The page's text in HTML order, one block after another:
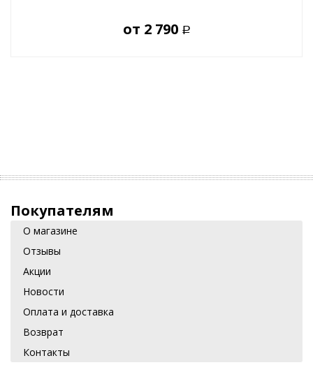
от 2 790 Р
Покупателям
О магазине
Отзывы
Акции
Новости
Оплата и доставка
Возврат
Контакты